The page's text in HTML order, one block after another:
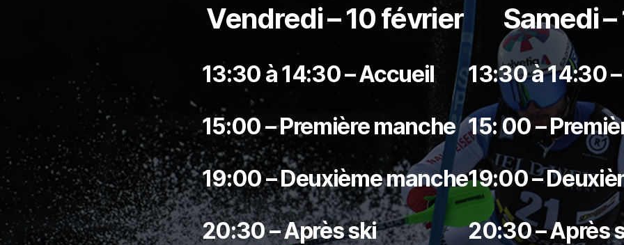
Vendredi – 10 février
13:30 à 14:30 – Accueil
15:00 – Première manche
19:00 – Deuxième manche
20:30 – Après ski
Samedi
13:30 à 14:30
15: 00 –
19:00 –
20:30 – Après